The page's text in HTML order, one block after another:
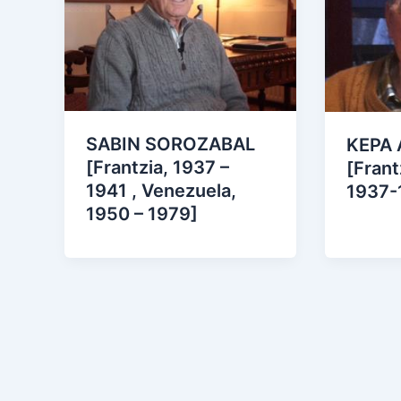
SABIN SOROZABAL
[Frantzia, 1937 –
1941 , Venezuela,
1950 – 1979]
KEPA